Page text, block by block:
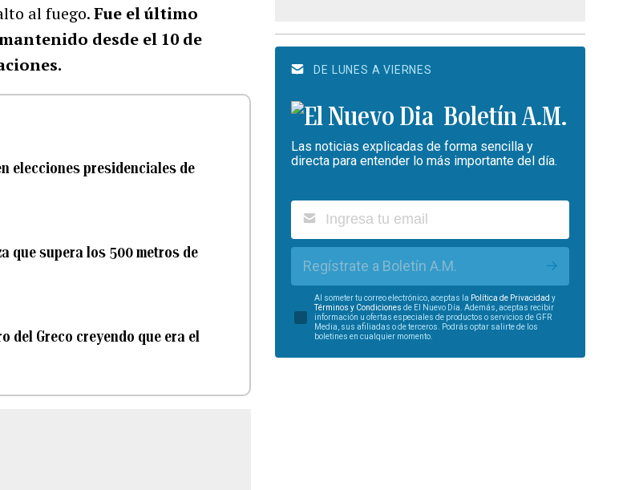
al fuego.Fue el último
desde el 10 de
elecciones presidenciales de
que supera los 500 metros de
del Greco creyendo que era el
DE LUNES A VIERNES
Boletín A.M.
Las noticias explicadas de forma sencilla y
directa para entender lo más importante del día.
Regístrate a Boletín A.M.
Al someter tu correo electrónico, aceptas la Política de Privacidad y
Términos y Condiciones de El Nuevo Día. Además, aceptas recibir
información u ofertas especiales de productos o servicios de GFR
Media, sus afiliadas o de terceros. Podrás optar salirte de los
boletines en cualquier momento.